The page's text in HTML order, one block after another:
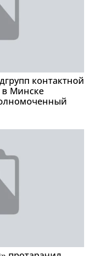
контактной
в Минске